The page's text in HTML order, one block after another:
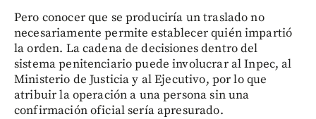
Pero conocer que se produciría un traslado no
necesariamente permite establecer quién impartió
la orden. La cadena de decisiones dentro del
sistema penitenciario puede involucrar al Inpec, al
Ministerio de Justicia y al Ejecutivo, por lo que
atribuir la operación a una persona sin una
confirmación oficial sería apresurado.